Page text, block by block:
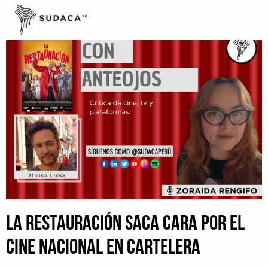
Skip
content
LA RESTAURACIÓN SACA CARA POR EL
CINE NACIONAL EN CARTELERA